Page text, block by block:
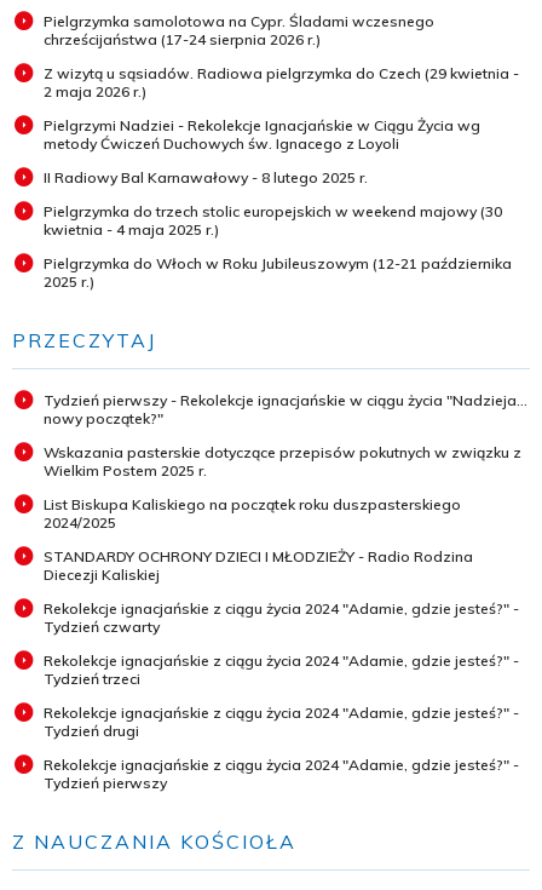
Pielgrzymka samolotowa na Cypr. Śladami wczesnego
chrześcijaństwa (17-24 sierpnia 2026 r.)
Z wizytą u sąsiadów. Radiowa pielgrzymka do Czech (29 kwietnia -
2 maja 2026 r.)
Pielgrzymi Nadziei - Rekolekcje Ignacjańskie w Ciągu Życia wg
metody Ćwiczeń Duchowych św. Ignacego z Loyoli
II Radiowy Bal Karnawałowy - 8 lutego 2025 r.
Pielgrzymka do trzech stolic europejskich w weekend majowy (30
kwietnia - 4 maja 2025 r.)
Pielgrzymka do Włoch w Roku Jubileuszowym (12-21 października
2025 r.)
PRZECZYTAJ
Tydzień pierwszy - Rekolekcje ignacjańskie w ciągu życia "Nadzieja...
nowy początek?"
Wskazania pasterskie dotyczące przepisów pokutnych w związku z
Wielkim Postem 2025 r.
List Biskupa Kaliskiego na początek roku duszpasterskiego
2024/2025
STANDARDY OCHRONY DZIECI I MŁODZIEŻY - Radio Rodzina
Diecezji Kaliskiej
Rekolekcje ignacjańskie z ciągu życia 2024 "Adamie, gdzie jesteś?" -
Tydzień czwarty
Rekolekcje ignacjańskie z ciągu życia 2024 "Adamie, gdzie jesteś?" -
Tydzień trzeci
Rekolekcje ignacjańskie z ciągu życia 2024 "Adamie, gdzie jesteś?" -
Tydzień drugi
Rekolekcje ignacjańskie z ciągu życia 2024 "Adamie, gdzie jesteś?" -
Tydzień pierwszy
Z NAUCZANIA KOŚCIOŁA